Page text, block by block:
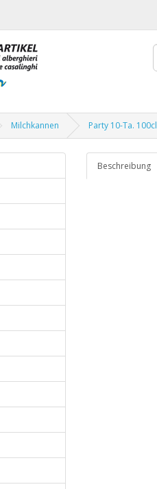
Milchkannen Party 10-Ta. 100cl
Beschreibung